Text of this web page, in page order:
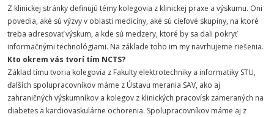
Z klinickej stránky definujú témy kolegovia z klinickej praxe a výskumu. Oni
povedia, aké sú výzvy v oblasti medicíny, aké sú cieľové skupiny, na ktoré
treba adresovať výskum, a kde sú medzery, ktoré by sa dali pokryť
informačnými technológiami. Na základe toho im my navrhujeme riešenia.
Kto okrem vás tvorí tím NCTS?
Základ tímu tvoria kolegovia z Fakulty elektrotechniky a informatiky STU,
ďalších spolupracovníkov máme z Ústavu merania SAV, ako aj
zahraničných výskumníkov a kolegov z klinických pracovísk zameraných na
diabetes a kardiovaskulárne ochorenia. Spolupracovníkov máme aj z